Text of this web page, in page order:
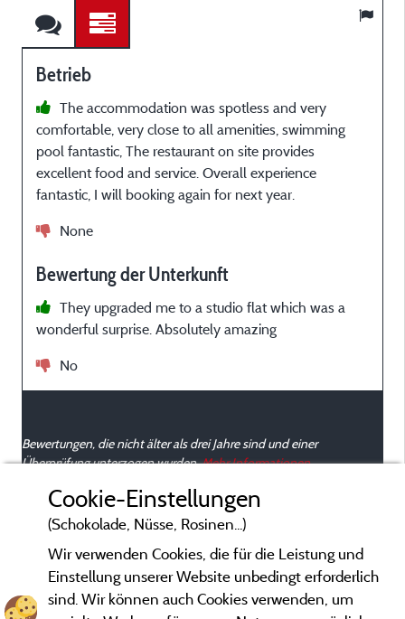
Betrieb
The accommodation was spotless and very
comfortable, very close to all amenities, swimming
pool fantastic, The restaurant on site provides
excellent food and service. Overall experience
fantastic, I will booking again for next year.
None
Bewertung der Unterkunft
They upgraded me to a studio flat which was a
wonderful surprise. Absolutely amazing
No
Bewertungen, die nicht älter als drei Jahre sind und einer
Überprüfung unterzogen wurden.Mehr Informationen
Cookie-Einstellungen
(Schokolade, Nüsse, Rosinen...)
Wir verwenden Cookies, die für die Leistung und
Einstellung unserer Website unbedingt erforderlich
sind. Wir können auch Cookies verwenden, um